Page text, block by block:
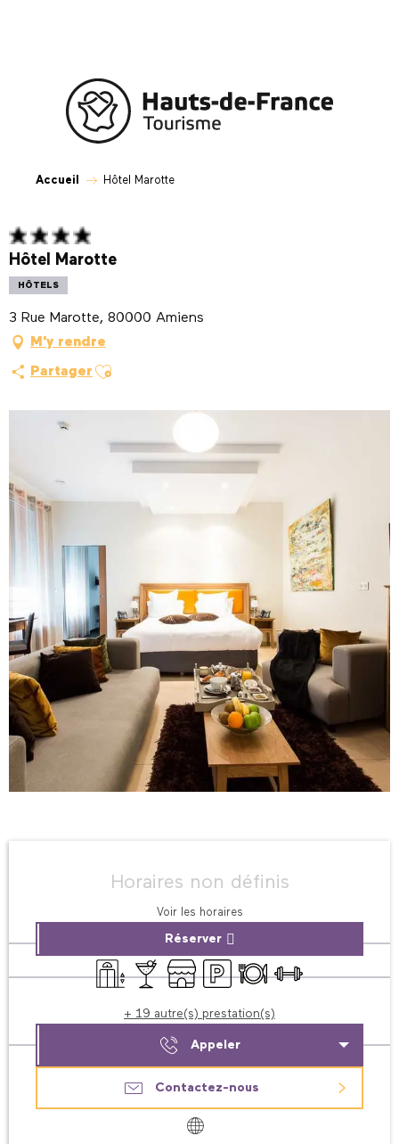
Accueil Hôtel Marotte
Hôtel Marotte
HÔTELS
3 Rue Marotte, 80000 Amiens
M'y rendre
Partager Ajouter aux favoris
Horaires non définis
Voir les horaires
Réserver
AscenseurBar / Buvette
BoutiqueParkingRestaurantSalle de sport
+ 19 autre(s) prestation(s)
Appeler
Contactez-nous